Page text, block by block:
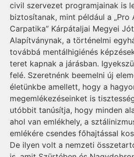
civil szervezet programjainak is
biztosítanak, mint például a „Pro
Carpatika” Kárpátaljai Megyei
Alapítványnak, a történelmi
továbbá mentálhigiénés
teret kapnak a járásban.
felé. Szeretnénk beemelni új
életünkbe amellett, hogy a
megemlékezéseinket is
utóbbit tanúsítja, hogy minden
ahol van emlékhely, a
emlékére csendes főhajtással
De ilyen volt a nemzeti